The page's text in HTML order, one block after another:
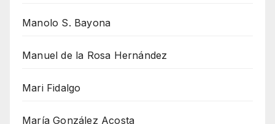
Manolo S. Bayona
Manuel de la Rosa Hernández
Mari Fidalgo
María González Acosta